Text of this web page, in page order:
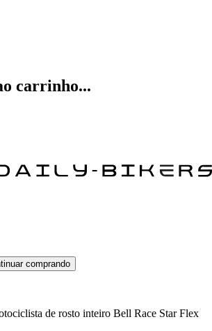
carrinho...
comprando
de rosto inteiro Bell Race Star Flex